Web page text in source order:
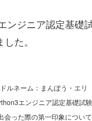
ンジニア認定基礎
た。
ルネーム：まんぼう・エリ
エンジニア認定基礎試験
会った際の第一印象について